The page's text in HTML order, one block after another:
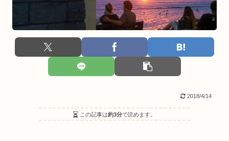
2018/4/14
この記事は約3分で読めます。